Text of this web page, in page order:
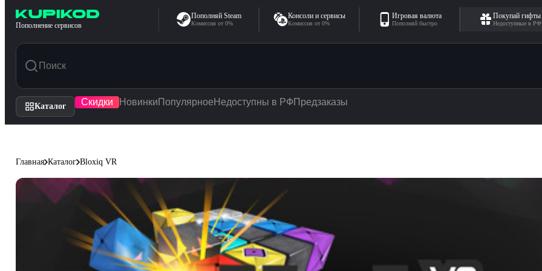
Перейти к содержимому
Пополнение сервисов
Пополняй Steam
Комиссия от 0%
Консоли и сервисы
Комиссия от 0%
Игровая валюта
Пополняй быстро
Покупай гифты
Недоступные в РФ
Каталог Скидки Новинки Популярное Недоступны в РФ Предзаказы
Главная Каталог Bloxiq VR